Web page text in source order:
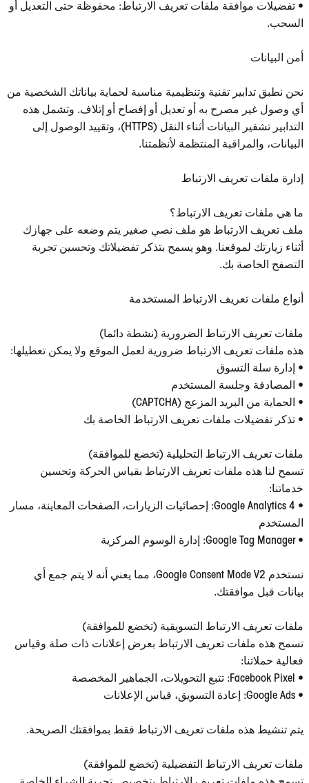
• تفضيلات موافقة ملفات تعريف الارتباط: محفوظة حتى التعديل أو
السحب.
أمن البيانات
نحن نطبق تدابير تقنية وتنظيمية مناسبة لحماية بياناتك الشخصية من
أي وصول غير مصرح به أو تعديل أو إفصاح أو إتلاف. وتشمل هذه
التدابير تشفير البيانات أثناء النقل (HTTPS)، وتقييد الوصول إلى
البيانات، والمراقبة المنتظمة لأنظمتنا.
إدارة ملفات تعريف الارتباط
ما هي ملفات تعريف الارتباط؟
ملف تعريف الارتباط هو ملف نصي صغير يتم وضعه على جهازك
أثناء زيارتك لموقعنا. وهو يسمح بتذكر تفضيلاتك وتحسين تجربة
التصفح الخاصة بك.
أنواع ملفات تعريف الارتباط المستخدمة
ملفات تعريف الارتباط الضرورية (نشطة دائما)
هذه ملفات تعريف الارتباط ضرورية لعمل الموقع ولا يمكن تعطيلها:
• إدارة سلة التسوق
• المصادقة وجلسة المستخدم
• الحماية من البريد المزعج (CAPTCHA)
• تذكر تفضيلات ملفات تعريف الارتباط الخاصة بك
ملفات تعريف الارتباط التحليلية (تخضع للموافقة)
تسمح لنا هذه ملفات تعريف الارتباط بقياس الحركة وتحسين
خدماتنا:
• Google Analytics 4: إحصائيات الزيارات، الصفحات المعاينة، مسار
المستخدم
• Google Tag Manager: إدارة الوسوم المركزية
نستخدم Google Consent Mode V2، مما يعني أنه لا يتم جمع أي
بيانات قبل موافقتك.
ملفات تعريف الارتباط التسويقية (تخضع للموافقة)
تسمح هذه ملفات تعريف الارتباط بعرض إعلانات ذات صلة وقياس
فعالية حملاتنا:
• Facebook Pixel: تتبع التحويلات، الجماهير المخصصة
• Google Ads: إعادة التسويق، قياس الإعلانات
يتم تنشيط هذه ملفات تعريف الارتباط فقط بموافقتك الصريحة.
ملفات تعريف الارتباط التفضيلية (تخضع للموافقة)